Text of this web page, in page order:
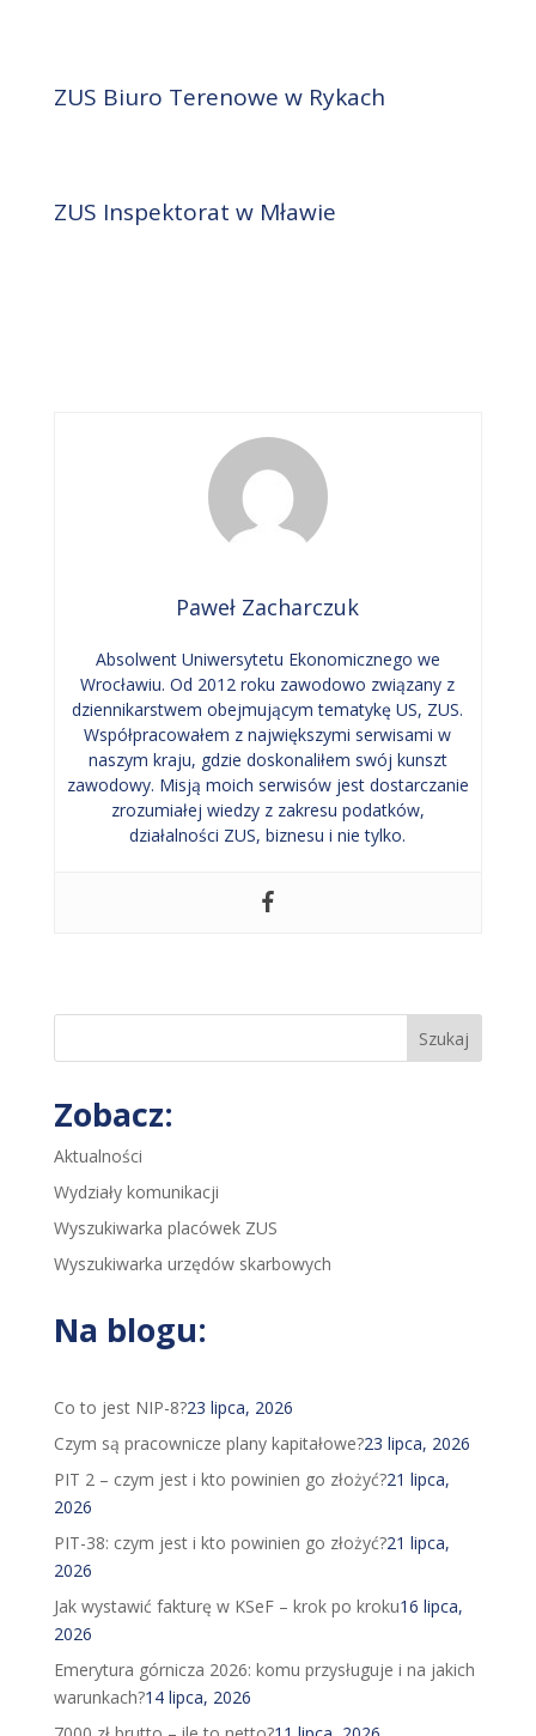
ZUS Biuro Terenowe w Rykach
ZUS Inspektorat w Mławie
Paweł Zacharczuk
Absolwent Uniwersytetu Ekonomicznego we
Wrocławiu. Od 2012 roku zawodowo związany z
dziennikarstwem obejmującym tematykę US, ZUS.
Współpracowałem z największymi serwisami w
naszym kraju, gdzie doskonaliłem swój kunszt
zawodowy. Misją moich serwisów jest dostarczanie
zrozumiałej wiedzy z zakresu podatków,
działalności ZUS, biznesu i nie tylko.
Szukaj
Zobacz:
Aktualności
Wydziały komunikacji
Wyszukiwarka placówek ZUS
Wyszukiwarka urzędów skarbowych
Na blogu:
Co to jest NIP-8?23 lipca, 2026
Czym są pracownicze plany kapitałowe?23 lipca, 2026
PIT 2 – czym jest i kto powinien go złożyć?21 lipca,
2026
PIT-38: czym jest i kto powinien go złożyć?21 lipca,
2026
Jak wystawić fakturę w KSeF – krok po kroku16 lipca,
2026
Emerytura górnicza 2026: komu przysługuje i na jakich
warunkach?14 lipca, 2026